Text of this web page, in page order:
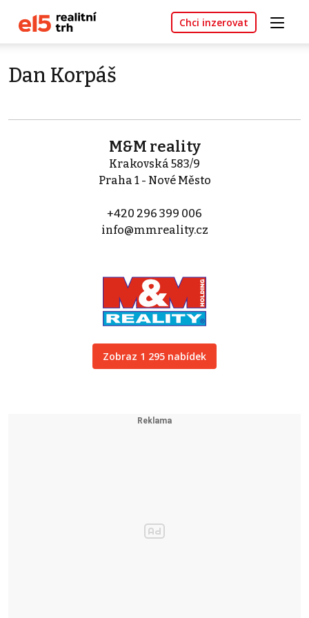
Chci inzerovat
Dan Korpáš
M&M reality
Krakovská 583/9
Praha 1 - Nové Město
+420 296 399 006
info@mmreality.cz
Zobraz 1 295 nabídek